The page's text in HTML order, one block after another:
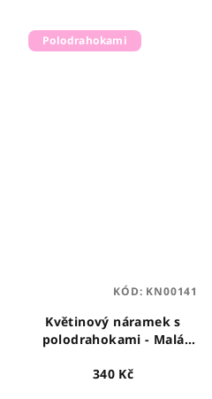
Polodrahokami
Květinový náramek s
polodrahokami - Malá
340 Kč
KÓD: KN00141